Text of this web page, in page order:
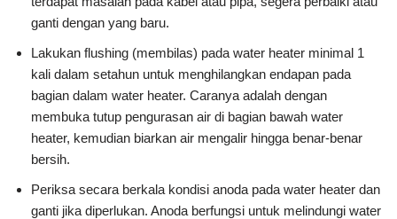
ganti dengan yang baru.
Lakukan flushing (membilas) pada water heater minimal 1
kali dalam setahun untuk menghilangkan endapan pada
bagian dalam water heater. Caranya adalah dengan
membuka tutup pengurasan air di bagian bawah water
heater, kemudian biarkan air mengalir hingga benar-benar
bersih.
Periksa secara berkala kondisi anoda pada water heater dan
ganti jika diperlukan. Anoda berfungsi untuk melindungi water